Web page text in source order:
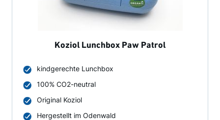
Koziol Lunchbox Paw Patrol
kindgerechte Lunchbox
100% CO2-neutral
Original Koziol
Hergestellt im Odenwald